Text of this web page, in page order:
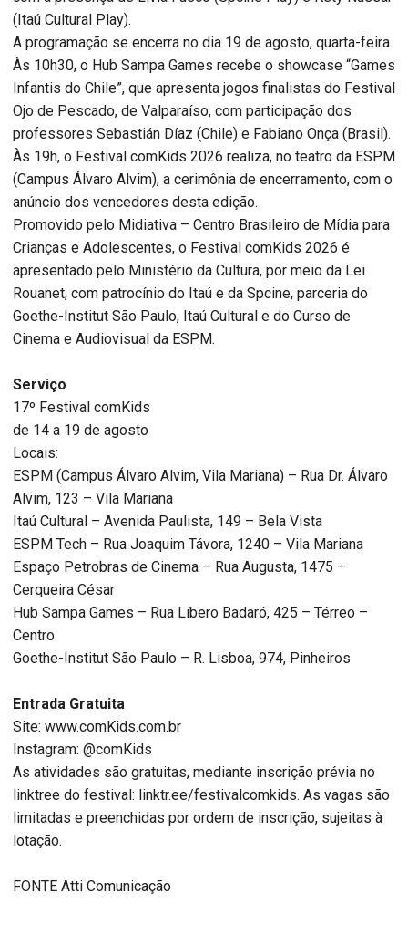
(Itaú Cultural Play).
A programação se encerra no dia 19 de agosto, quarta-feira.
Às 10h30, o Hub Sampa Games recebe o showcase “Games
Infantis do Chile”, que apresenta jogos finalistas do Festival
Ojo de Pescado, de Valparaíso, com participação dos
professores Sebastián Díaz (Chile) e Fabiano Onça (Brasil).
Às 19h, o Festival comKids 2026 realiza, no teatro da ESPM
(Campus Álvaro Alvim), a cerimônia de encerramento, com o
anúncio dos vencedores desta edição.
Promovido pelo Midiativa – Centro Brasileiro de Mídia para
Crianças e Adolescentes, o Festival comKids 2026 é
apresentado pelo Ministério da Cultura, por meio da Lei
Rouanet, com patrocínio do Itaú e da Spcine, parceria do
Goethe-Institut São Paulo, Itaú Cultural e do Curso de
Cinema e Audiovisual da ESPM.
Serviço
17º Festival comKids
de 14 a 19 de agosto
Locais:
ESPM (Campus Álvaro Alvim, Vila Mariana) – Rua Dr. Álvaro
Alvim, 123 – Vila Mariana
Itaú Cultural – Avenida Paulista, 149 – Bela Vista
ESPM Tech – Rua Joaquim Távora, 1240 – Vila Mariana
Espaço Petrobras de Cinema – Rua Augusta, 1475 –
Cerqueira César
Hub Sampa Games – Rua Líbero Badaró, 425 – Térreo –
Centro
Goethe-Institut São Paulo – R. Lisboa, 974, Pinheiros
Entrada Gratuita
Site: www.comKids.com.br
Instagram: @comKids
As atividades são gratuitas, mediante inscrição prévia no
linktree do festival: linktr.ee/festivalcomkids. As vagas são
limitadas e preenchidas por ordem de inscrição, sujeitas à
lotação.
FONTE Atti Comunicação